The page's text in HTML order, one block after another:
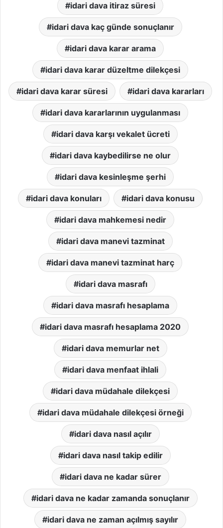
idari dava itiraz süresi
idari dava kaç günde sonuçlanır
idari dava karar arama
idari dava karar düzeltme dilekçesi
idari dava karar süresi idari dava kararları
idari dava kararlarının uygulanması
idari dava karşı vekalet ücreti
idari dava kaybedilirse ne olur
idari dava kesinleşme şerhi
idari dava konuları idari dava konusu
idari dava mahkemesi nedir
idari dava manevi tazminat
idari dava manevi tazminat harç
idari dava masrafı
idari dava masrafı hesaplama
idari dava masrafı hesaplama 2020
idari dava memurlar net
idari dava menfaat ihlali
idari dava müdahale dilekçesi
idari dava müdahale dilekçesi örneği
idari dava nasıl açılır
idari dava nasıl takip edilir
idari dava ne kadar sürer
idari dava ne kadar zamanda sonuçlanır
idari dava ne zaman açılmış sayılır